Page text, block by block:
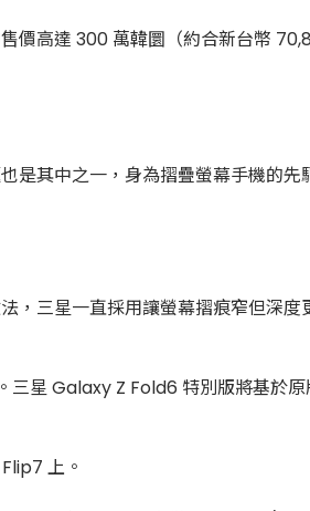
價高達 300 萬韓圜（約合新台幣
其中之一，身為摺疊螢幕手機的
三星一直採用讓螢幕摺痕窄但深
星 Galaxy Z Fold6 特別版將基於
上。